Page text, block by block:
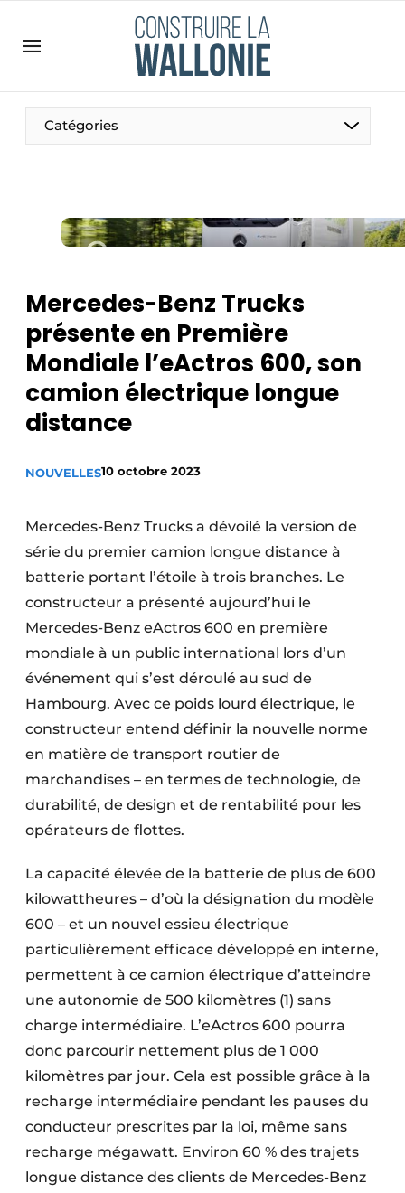
Emploi
Enregistrer une offre d’emploi
Meest gelezen
Podcasts
Privacy / Cookie statement
S’inscrire à l’événement
S’inscrire
Termes et conditions
Catégories
Construction bois
Contrôle d’accès
Éclairage
Façades
Géotextiles
Infrastructures souterraines et égouttage
Protection solaire
Rénovation
Sécurité incendie
Software
Techniques ferroviaires
Travaux ferroviaires
Mercedes-Benz Trucks
présente en Première
Mondiale l’eActros 600, son
camion électrique longue
distance
NOUVELLES10 octobre 2023
Mercedes-Benz Trucks a dévoilé la version de
série du premier camion longue distance à
batterie portant l’étoile à trois branches. Le
constructeur a présenté aujourd’hui le
Mercedes-Benz eActros 600 en première
mondiale à un public international lors d’un
événement qui s’est déroulé au sud de
Hambourg. Avec ce poids lourd électrique, le
constructeur entend définir la nouvelle norme
en matière de transport routier de
marchandises – en termes de technologie, de
durabilité, de design et de rentabilité pour les
opérateurs de flottes.
La capacité élevée de la batterie de plus de 600
kilowattheures – d’où la désignation du modèle
600 – et un nouvel essieu électrique
particulièrement efficace développé en interne,
permettent à ce camion électrique d’atteindre
une autonomie de 500 kilomètres (1) sans
charge intermédiaire. L’eActros 600 pourra
donc parcourir nettement plus de 1 000
kilomètres par jour. Cela est possible grâce à la
recharge intermédiaire pendant les pauses du
conducteur prescrites par la loi, même sans
recharge mégawatt. Environ 60 % des trajets
longue distance des clients de Mercedes-Benz